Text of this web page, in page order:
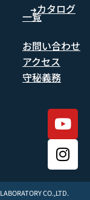
➜カタログ
一覧
お問い合わせ
アクセス
守秘義務
CO.,LTD.